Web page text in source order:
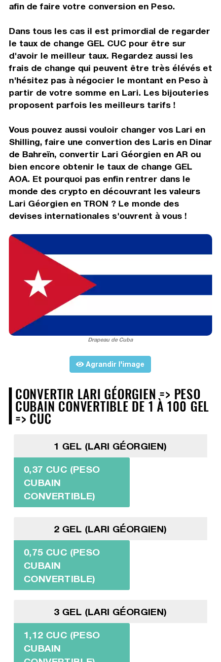
afin de faire votre conversion en Peso.
Dans tous les cas il est primordial de regarder
le taux de change GEL CUC pour être sur
d'avoir le meilleur taux. Regardez aussi les
frais de change qui peuvent être très élévés et
n'hésitez pas à négocier le montant en Peso à
partir de votre somme en Lari. Les bijouteries
proposent parfois les meilleurs tarifs !
Vous pouvez aussi vouloir changer vos Lari en
Shilling, faire une convertion des Laris en Dinar
de Bahreïn, convertir Lari Géorgien en AR ou
bien encore obtenir le taux de change GEL
AOA. Et pourquoi pas enfin rentrer dans le
monde des crypto en découvrant les valeurs
Lari Géorgien en TRON ? Le monde des
devises internationales s'ouvrent à vous !
Drapeau de Cuba
Agrandir l'image
CONVERTIR LARI GÉORGIEN => PESO
CUBAIN CONVERTIBLE DE 1 À 100 GEL
=> CUC
1 GEL (LARI GÉORGIEN)
0,37 CUC (PESO
CUBAIN
CONVERTIBLE)
2 GEL (LARI GÉORGIEN)
0,75 CUC (PESO
CUBAIN
CONVERTIBLE)
3 GEL (LARI GÉORGIEN)
1,12 CUC (PESO
CUBAIN